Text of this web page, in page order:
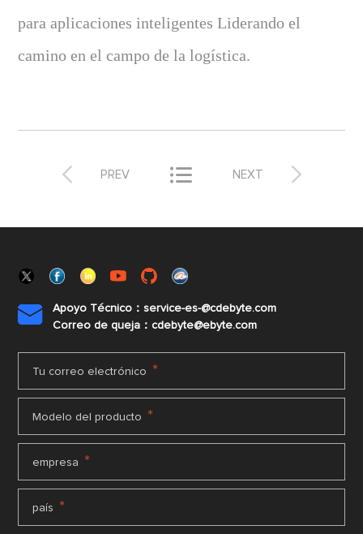
para aplicaciones inteligentes Liderando el
camino en el campo de la logística.
 PREV  
NEXT

Apoyo Técnico：service-es-@cdebyte.com
Correo de queja：cdebyte@ebyte.com
Tu correo electrónico *
Modelo del producto *
empresa *
país *